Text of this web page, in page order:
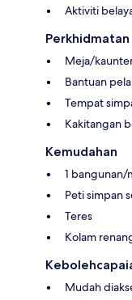
Aktiviti
Perkhidmatan
Meja/
Bantuan
Tempat
Kakitangan
Kemudahan
1 bangunan/
Peti simpan
Teres
Kolam
Mudah